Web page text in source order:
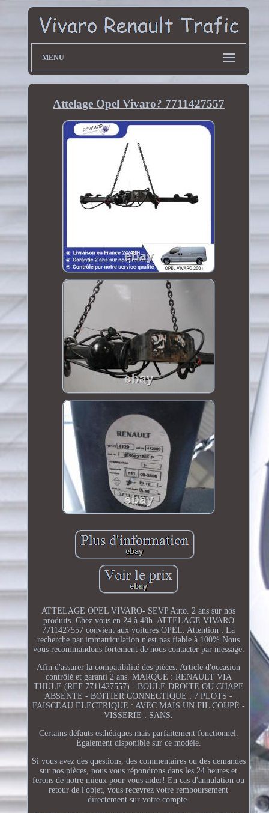
MENU
Attelage Opel Vivaro? 7711427557
ATTELAGE OPEL VIVARO- SEVP Auto. 2 ans sur nos
produits. Chez vous en 24 à 48h. ATTELAGE VIVARO
7711427557 convient aux voitures OPEL. Attention : La
recherche par immatriculation n'est pas fiable à 100% Nous
vous recommandons fortement de nous contacter par message.
Afin d'assurer la compatibilité des pièces. Article d'occasion
contrôlé et garanti 2 ans. MARQUE : RENAULT VIA
THULE (REF 7711427557) - BOULE DROITE OU CHAPE
ABSENTE - BOITIER CONNECTIQUE : 7 PLOTS -
FAISCEAU ELECTRIQUE : AVEC MAIS UN FIL COUPÉ -
VISSERIE : SANS.
Certains défauts esthétiques mais parfaitement fonctionnel.
Également disponible sur ce modèle.
Si vous avez des questions, des commentaires ou des demandes
sur nos pièces, nous vous répondrons dans les 24 heures et
ferons de notre mieux pour vous aider! En cas d'annulation ou
retour de l'objet, vous recevrez votre remboursement
directement sur votre compte.